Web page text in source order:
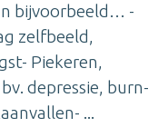
bijvoorbeeld… -
zelfbeeld,
Piekeren,
depressie, burn-
...